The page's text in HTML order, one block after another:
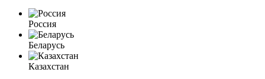
Россия
Беларусь
Казахстан